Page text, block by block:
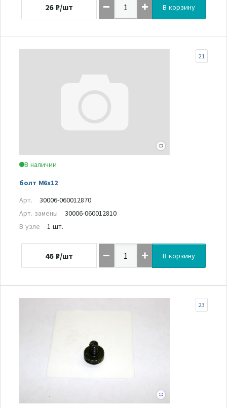
26 ₽/шт В корзину
В наличии
болт М6х12
21
Арт.
30006-060012870
Арт. замены
30006-060012810
В узле
1 шт.
46 ₽/шт В корзину
23